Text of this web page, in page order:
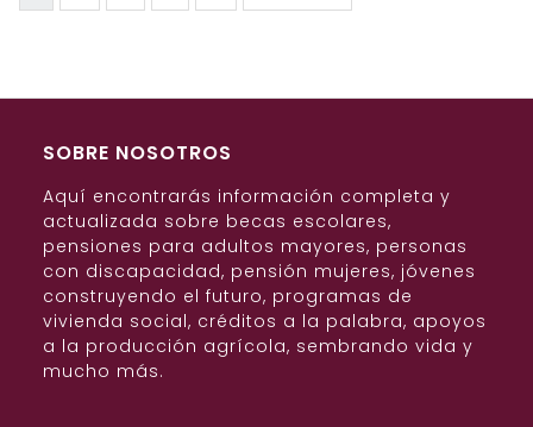
SOBRE NOSOTROS
Aquí encontrarás información completa y
actualizada sobre becas escolares,
pensiones para adultos mayores, personas
con discapacidad, pensión mujeres, jóvenes
construyendo el futuro, programas de
vivienda social, créditos a la palabra, apoyos
a la producción agrícola, sembrando vida y
mucho más.